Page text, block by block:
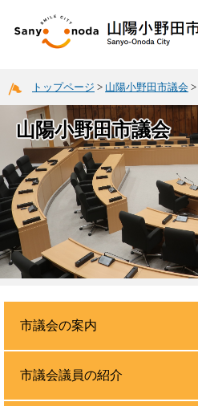
トップページ > 山陽小野田市議会 >
山陽小野田市議会
市議会の案内
市議会議員の紹介